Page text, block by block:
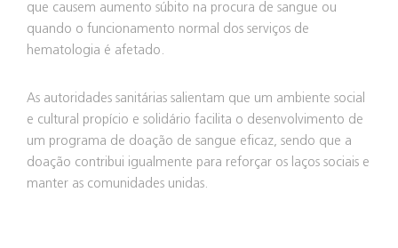
que causem aumento súbito na procura de sangue ou
quando o funcionamento normal dos serviços de
hematologia é afetado.
As autoridades sanitárias salientam que um ambiente social
e cultural propício e solidário facilita o desenvolvimento de
um programa de doação de sangue eficaz, sendo que a
doação contribui igualmente para reforçar os laços sociais e
manter as comunidades unidas.